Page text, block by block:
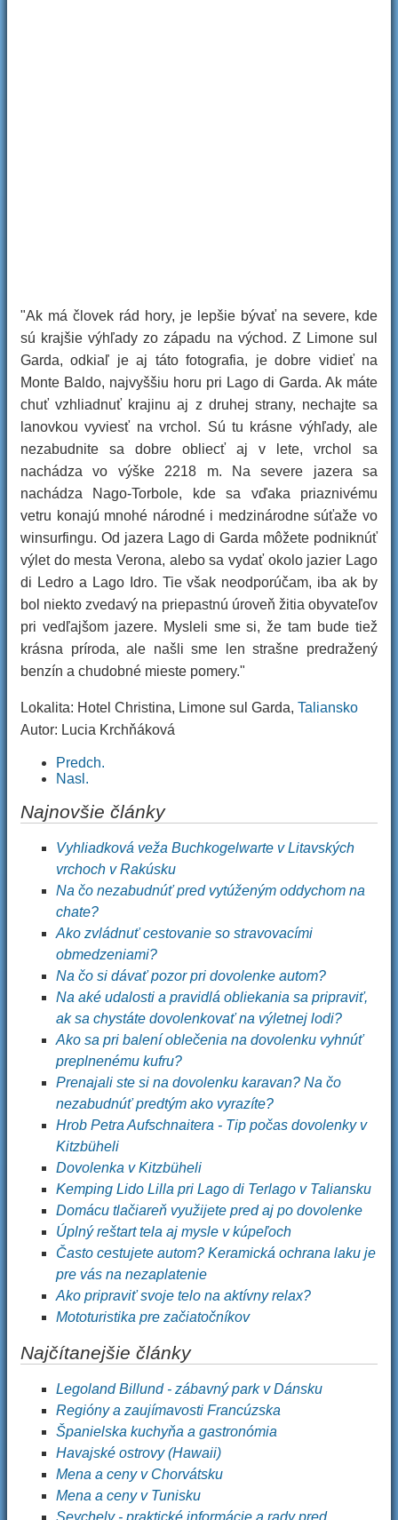
"Ak má človek rád hory, je lepšie bývať na severe, kde
sú krajšie výhľady zo západu na východ. Z Limone sul
Garda, odkiaľ je aj táto fotografia, je dobre vidieť na
Monte Baldo, najvyššiu horu pri Lago di Garda. Ak máte
chuť vzhliadnuť krajinu aj z druhej strany, nechajte sa
lanovkou vyviesť na vrchol. Sú tu krásne výhľady, ale
nezabudnite sa dobre obliecť aj v lete, vrchol sa
nachádza vo výške 2218 m. Na severe jazera sa
nachádza Nago-Torbole, kde sa vďaka priaznivému
vetru konajú mnohé národné i medzinárodne súťaže vo
winsurfingu. Od jazera Lago di Garda môžete podniknúť
výlet do mesta Verona, alebo sa vydať okolo jazier Lago
di Ledro a Lago Idro. Tie však neodporúčam, iba ak by
bol niekto zvedavý na priepastnú úroveň žitia obyvateľov
pri vedľajšom jazere. Mysleli sme si, že tam bude tiež
krásna príroda, ale našli sme len strašne predražený
benzín a chudobné mieste pomery."
Lokalita: Hotel Christina, Limone sul Garda, Taliansko
Autor: Lucia Krchňáková
Predch.
Nasl.
Najnovšie články
Vyhliadková veža Buchkogelwarte v Litavských
vrchoch v Rakúsku
Na čo nezabudnúť pred vytúženým oddychom na
chate?
Ako zvládnuť cestovanie so stravovacími
obmedzeniami?
Na čo si dávať pozor pri dovolenke autom?
Na aké udalosti a pravidlá obliekania sa pripraviť,
ak sa chystáte dovolenkovať na výletnej lodi?
Ako sa pri balení oblečenia na dovolenku vyhnúť
preplnenému kufru?
Prenajali ste si na dovolenku karavan? Na čo
nezabudnúť predtým ako vyrazíte?
Hrob Petra Aufschnaitera - Tip počas dovolenky v
Kitzbüheli
Dovolenka v Kitzbüheli
Kemping Lido Lilla pri Lago di Terlago v Taliansku
Domácu tlačiareň využijete pred aj po dovolenke
Úplný reštart tela aj mysle v kúpeľoch
Často cestujete autom? Keramická ochrana laku je
pre vás na nezaplatenie
Ako pripraviť svoje telo na aktívny relax?
Mototuristika pre začiatočníkov
Najčítanejšie články
Legoland Billund - zábavný park v Dánsku
Regióny a zaujímavosti Francúzska
Španielska kuchyňa a gastronómia
Havajské ostrovy (Hawaii)
Mena a ceny v Chorvátsku
Mena a ceny v Tunisku
Seychely - praktické informácie a rady pred